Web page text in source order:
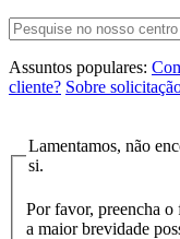
Assuntos populares:
cliente? Sobre
Lamentamos, não
si.
Por favor, preencha
a maior brevidade